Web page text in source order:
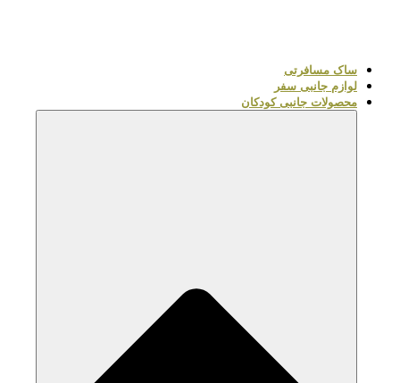
ساک مسافرتی
لوازم جانبی سفر
محصولات جانبی کودکان